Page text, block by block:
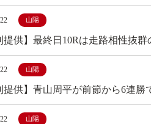
山陽
提供】最終日10Rは走路相性抜
山陽
提供】青山周平が前節から6連勝
山陽